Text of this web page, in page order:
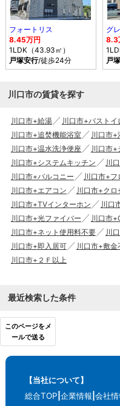
フォートリス
8.45万円
1LDK（43.93㎡）
戸塚安行/徒歩24分
グ
8.3
戸
川口市の賃貸を探す
川口市+給湯 川口市+バストイ
川口市+追焚機能浴室
川口市+
川口市+温水洗浄便座
川口市+
川口市+システムキッチン
川
川口市+バルコニー
川口市+フ
川口市+エアコン
川口市+クロ
川口市+TVインターホン
川口
川口市+光ファイバー
川口市
川口市+ネット使用料不要
川
川口市+即入居可
川口市+敷金
川口市+２Ｆ以上
最近検索した条件
このページをメ
ールで送る
【当社について】
総合TOP 企業情報 会社情